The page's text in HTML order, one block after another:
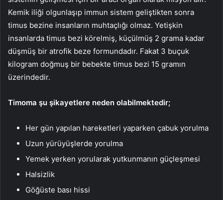
Kemik iliği olgunlaşıp immun sistem geliştikten sonra
timus bezine insanların muhtaçlığı olmaz. Yetişkin
insanlarda timus bezi körelmiş, küçülmüş 2 grama kadar
düşmüş bir atrofik beze formundadır. Fakat 3 buçuk
kilogram doğmuş bir bebekte timus bezi 15 gramın
üzerindedir.
Timoma şu şikayetlere neden olabilmektedir;
Her gün yapılan hareketleri yaparken çabuk yorulma
Uzun yürüyüşlerde yorulma
Yemek yerken yorularak yutkunmanın güçleşmesi
Halsizlik
Göğüste bası hissi